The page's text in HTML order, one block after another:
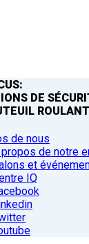
DE
de nous
de notre
et
IQ